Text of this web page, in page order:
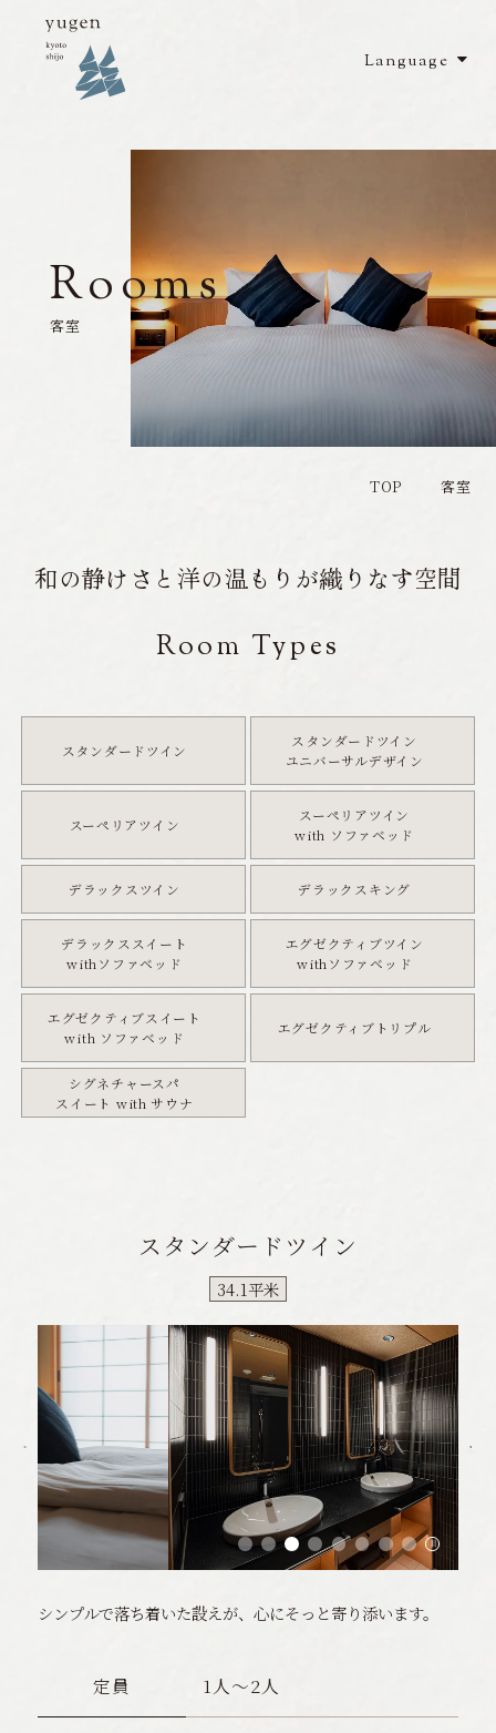
Language
Top
Rooms
Facilities ／ 館内施設
Access ／ アクセス
News ／ お知らせ
宿泊プラン一覧
宿泊約款
Rooms
客室
TOP 客室
和の静けさと洋の温もりが織りなす空間
Room Types
スタンダードツイン
スタンダードツイン
ユニバーサルデザイン
スーペリアツイン
スーペリアツイン
with ソファベッド
デラックスツイン デラックスキング
デラックススイート
withソファベッド
エグゼクティブツイン
withソファベッド
エグゼクティブスイート
with ソファベッド
エグゼクティブトリプル
シグネチャースパ
スイート with サウナ
スタンダードツイン
34.1平米
シンプルで落ち着いた設えが、心にそっと寄り添います。
定員 1人〜2人